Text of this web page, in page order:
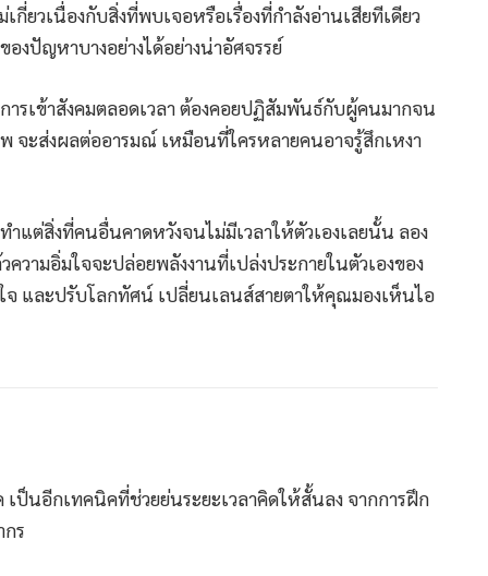
กี่ยวเนื่องกับสิ่งที่พบเจอหรือเรื่องที่กำลังอ่านเสียทีเดียว
งปัญหาบางอย่างได้อย่างน่าอัศจรรย์
ารเข้าสังคมตลอดเวลา ต้องคอยปฏิสัมพันธ์กับผู้คนมากจน
ะส่งผลต่ออารมณ์ เหมือนที่ใครหลายคนอาจรู้สึกเหงา
แต่สิ่งที่คนอื่นคาดหวังจนไม่มีเวลาให้ตัวเองเลยนั้น ลอง
ามอิ่มใจจะปล่อยพลังงานที่เปล่งประกายในตัวเองของ
และปรับโลกทัศน์ เปลี่ยนเลนส์สายตาให้คุณมองเห็นไอ
ป็นอีกเทคนิคที่ช่วยย่นระยะเวลาคิดให้สั้นลง จากการฝึก
ร